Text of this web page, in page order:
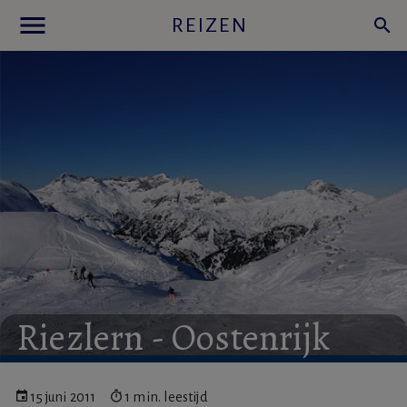
menu REIZEN search
Riezlern- Oostenrijk
15 juni 2011 1 min. leestijd